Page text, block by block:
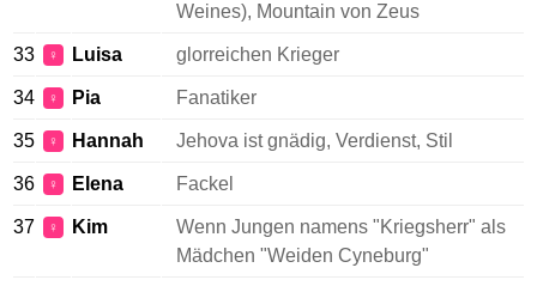
Weines), Mountain von Zeus
33 ♀ Luisa glorreichen Krieger
34 ♀ Pia Fanatiker
35 ♀ Hannah Jehova ist gnädig, Verdienst, Stil
36 ♀ Elena Fackel
37 ♀ Kim
Wenn Jungen namens "Kriegsherr" als
Mädchen "Weiden Cyneburg"